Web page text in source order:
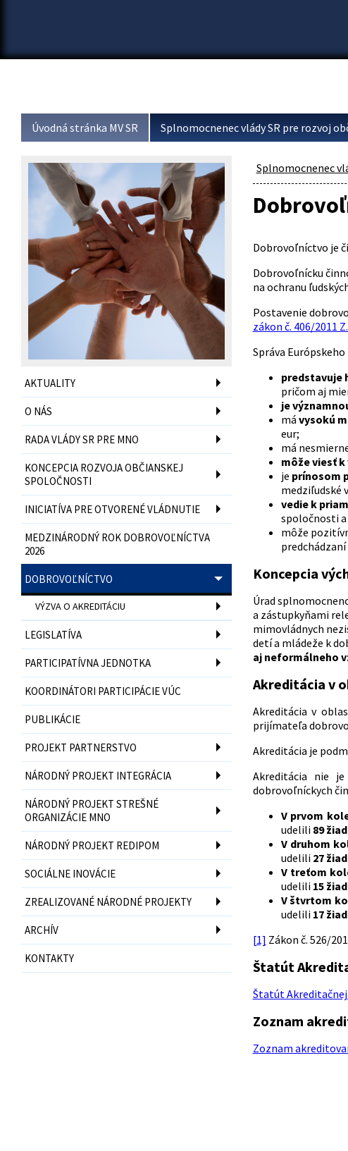
Úvodná stránka MV SR Splnomocnenec vlády SR pre rozvoj
AKTUALITY
O NÁS
RADA VLÁDY SR PRE MNO
KONCEPCIA ROZVOJA OBČIANSKEJ
SPOLOČNOSTI
INICIATÍVA PRE OTVORENÉ VLÁDNUTIE
MEDZINÁRODNÝ ROK DOBROVOĽNÍCTVA
2026
DOBROVOĽNÍCTVO
VÝZVA O AKREDITÁCIU
LEGISLATÍVA
PARTICIPATÍVNA JEDNOTKA
KOORDINÁTORI PARTICIPÁCIE VÚC
PUBLIKÁCIE
PROJEKT PARTNERSTVO
NÁRODNÝ PROJEKT INTEGRÁCIA
NÁRODNÝ PROJEKT STREŠNÉ
ORGANIZÁCIE MNO
NÁRODNÝ PROJEKT REDIPOM
SOCIÁLNE INOVÁCIE
ZREALIZOVANÉ NÁRODNÉ PROJEKTY
ARCHÍV
KONTAKTY
Splnomocnenec
Dobrovoľníctvo je
Dobrovoľnícku
na ochranu
Postavenie
zákon č. 406/2011
Správa
predstavuje
pričom aj
je
má vysokú
eur;
má
môže viesť
je prínosom
medziľudské
vedie k
spoločnosti
môže
Koncepcia
Úrad
a zástupkyňami
mimovládnych
detí a mládeže k
aj neformálneho
Akreditácia v
Akreditácia v
prijímateľa
Akreditácia je
Akreditácia nie
dobrovoľníckych
V prvom
udelili 89
V druhom
udelili 27
V treťom
udelili 15
V štvrtom
udelili 17
[1] Zákon č. 526/
Štatút
Štatút
Zoznam
Zoznam